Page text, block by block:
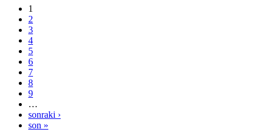
1
2
3
4
5
6
7
8
9
…
sonraki ›
son »